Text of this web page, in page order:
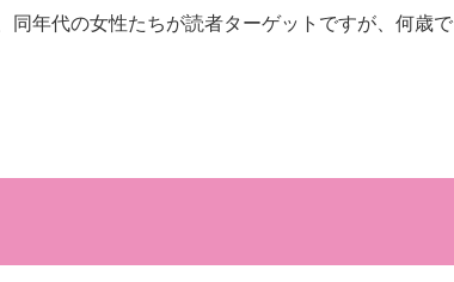
年代の女性たちが読者ターゲットですが、何歳で